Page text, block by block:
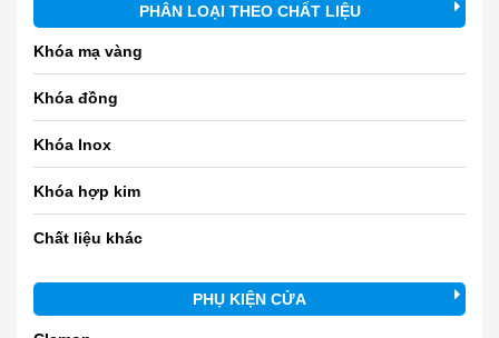
PHÂN LOẠI THEO CHẤT LIỆU
Khóa mạ vàng
Khóa đồng
Khóa Inox
Khóa hợp kim
Chất liệu khác
PHỤ KIỆN CỬA